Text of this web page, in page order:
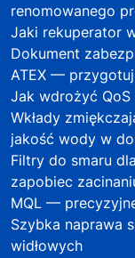
renomowanego
Jaki rekuperator
Dokument
ATEX —
Jak wdrożyć QoS
Wkłady
jakość wody w
Filtry do smaru
zapobiec
MQL —
Szybka naprawa
widłowych